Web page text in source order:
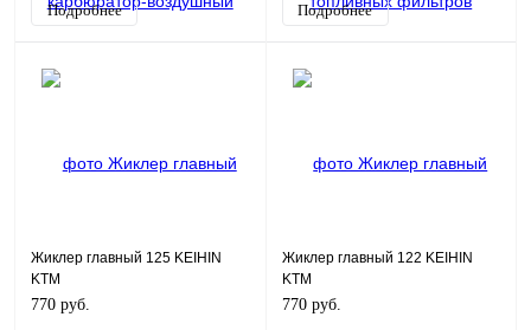
Подробнее Подробнее
Жиклер главный 125 KEIHIN
KTM
770 руб.
Жиклер главный 122 KEIHIN
KTM
770 руб.